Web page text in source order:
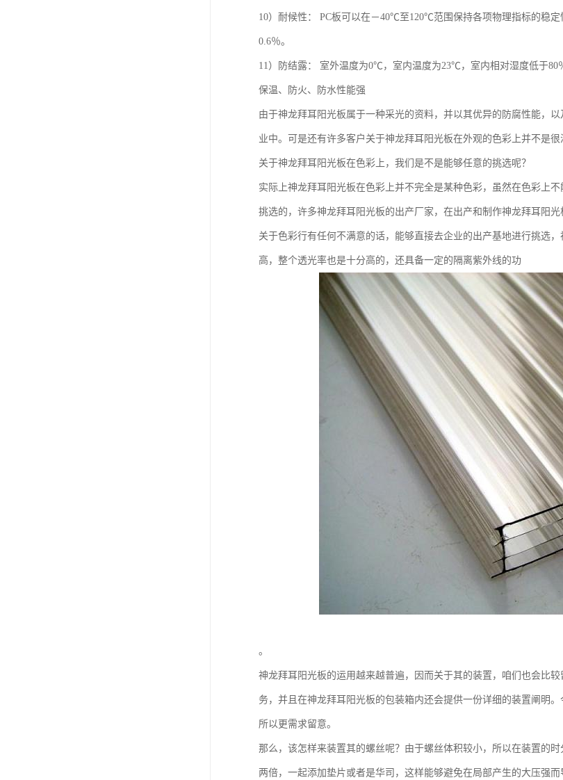
10）耐候性： PC板可以在－40℃至120℃范围保持各项物理指标的稳
0.6％。
11）防结露： 室外温度为0℃，室内温度为23℃，室内相对湿度低于80
保温、防火、防水性能强
由于神龙拜耳阳光板属于一种采光的资料，并以其优异的防腐性能，
业中。可是还有许多客户关于神龙拜耳阳光板在外观的色彩上并不是
关于神龙拜耳阳光板在色彩上，我们是不是能够任意的挑选呢？
实际上神龙拜耳阳光板在色彩上并不完全是某种色彩，虽然在色彩上
挑选的，许多神龙拜耳阳光板的出产厂家，在出产和制作神龙拜耳阳
关于色彩行有任何不满意的话，能够直接去企业的出产基地进行挑选
高，整个透光率也是十分高的，还具备一定的隔离紫外线的功
。
神龙拜耳阳光板的运用越来越普遍，因而关于其的装置，咱们也会比
务，并且在神龙拜耳阳光板的包装箱内还会提供一份详细的装置阐明
所以更需求留意。
那么，该怎样来装置其的螺丝呢？由于螺丝体积较小，所以在装置的
两倍，一起添加垫片或者是华司，这样能够避免在局部产生的大压强